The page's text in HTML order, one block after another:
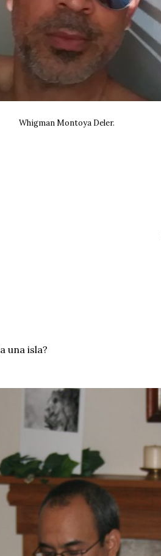
Whigman Montoya Deler.
una isla?